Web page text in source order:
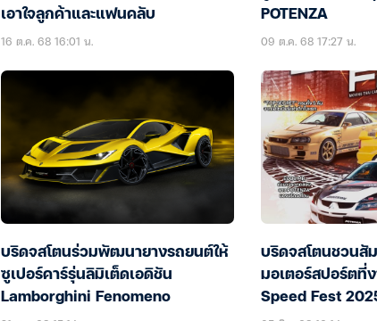
เอาใจลูกค้าและแฟนคลับ
16 ต.ค. 68 16:01 น.
POTENZA
09 ต.ค. 68 17:27 น.
บริดจสโตนร่วมพัฒนายางรถยนต์ให้
ซูเปอร์คาร์รุ่นลิมิเต็ดเอดิชัน
Lamborghini Fenomeno
บริดจสโตนชวนสั
มอเตอร์สปอร์ตที่ง
Speed Fest